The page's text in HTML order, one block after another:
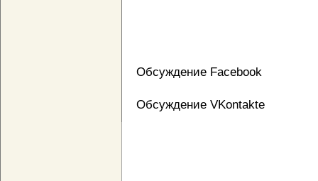
Обсуждение Facebook
Обсуждение VKontakte